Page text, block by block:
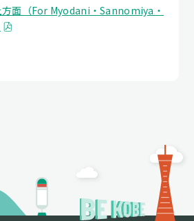
面（For Myodani・Sannomiya・